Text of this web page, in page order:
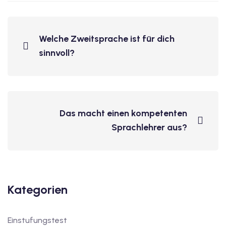
Welche Zweitsprache ist für dich
sinnvoll?
Das macht einen kompetenten
Sprachlehrer aus?
Kategorien
Einstufungstest